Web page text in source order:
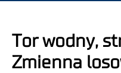
Tor wodny,
Zmienna